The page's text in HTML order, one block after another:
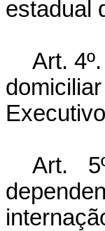
estadual
Art.
Art.